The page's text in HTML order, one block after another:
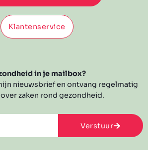
Klantenservice
in je mailbox?
nieuwsbrief en ontvang regelmatig
zaken rond gezondheid.
Verstuur